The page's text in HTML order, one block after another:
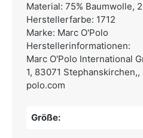
Material: 75% Baumwolle,
Herstellerfarbe: 1712
Marke: Marc O'Polo
Herstellerinformationen:
Marc O'Polo International
1, 83071 Stephanskirchen,,
polo.com
Größe: